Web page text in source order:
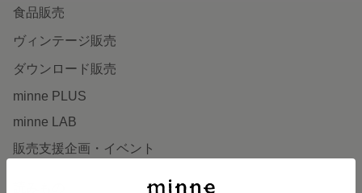
食品販売
ヴィンテージ販売
ダウンロード販売
minne PLUS
minne LAB
販売支援企画・イベント